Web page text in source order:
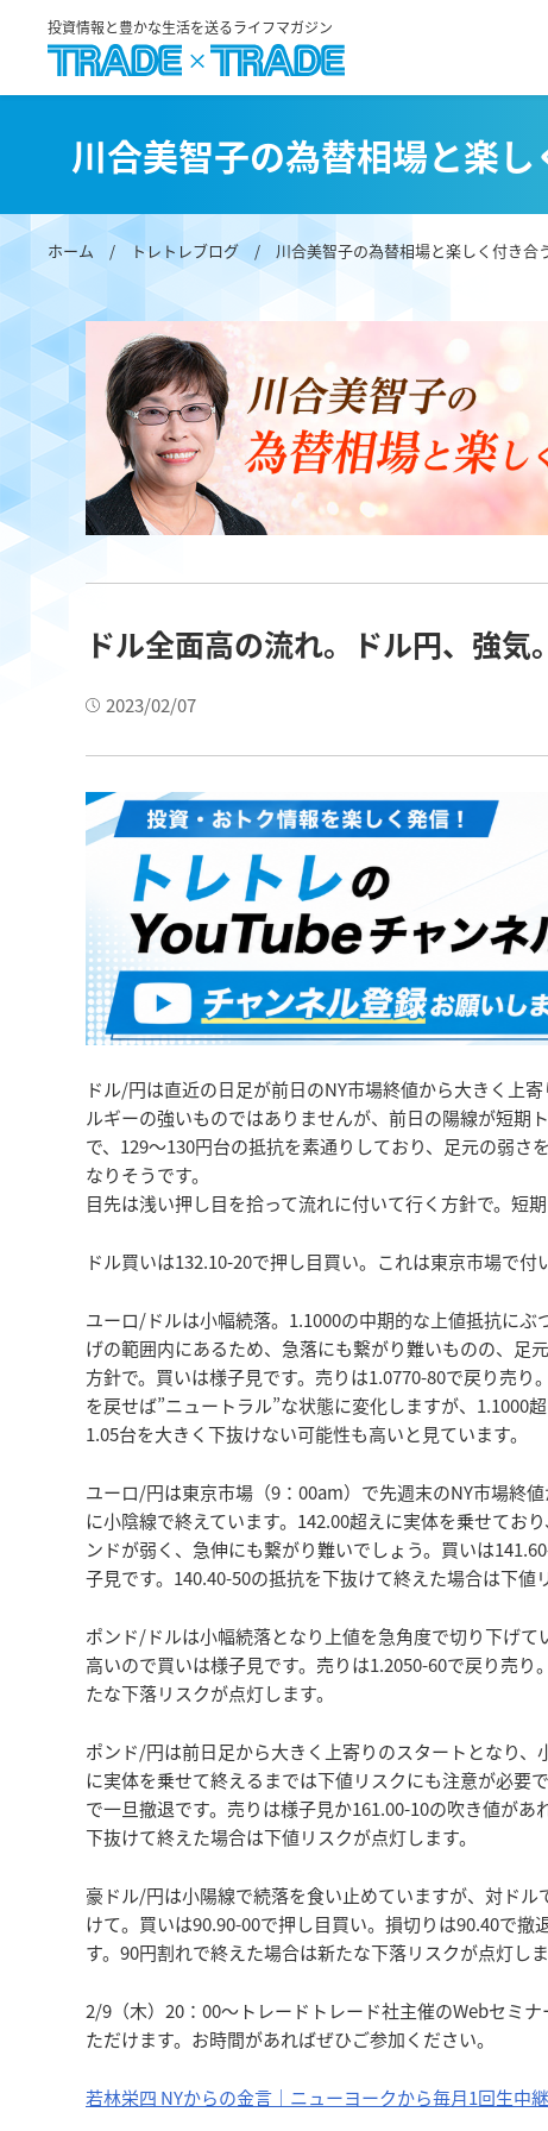
投資情報と豊かな生活を送るライフマガジン
川合美智子の為替相場と楽
ホーム /トレトレブログ / 川合美智子の為替相場と楽しく付き合
ドル全面高の流れ。ドル円、強気
2023/02/07
ドル/円は直近の日足が前日のNY市場終値から大きく上
ルギーの強いものではありませんが、前日の陽線が短期
で、129～130円台の抵抗を素通りしており、足元の弱
なりそうです。
目先は浅い押し目を拾って流れに付いて行く方針で。短
ドル買いは132.10-20で押し目買い。これは東京市場で
ユーロ/ドルは小幅続落。1.1000の中期的な上値抵抗に
げの範囲内にあるため、急落にも繋がり難いものの、足
方針で。買いは様子見です。売りは1.0770-80で戻り売
を戻せば”ニュートラル”な状態に変化しますが、1.1000
1.05台を大きく下抜けない可能性も高いと見ています。
ユーロ/円は東京市場（9：00am）で先週末のNY市場終
に小陰線で終えています。142.00超えに実体を乗せてお
ンドが弱く、急伸にも繋がり難いでしょう。買いは
子見です。140.40-50の抵抗を下抜けて終えた場合は下値
ポンド/ドルは小幅続落となり上値を急角度で切り下げ
高いので買いは様子見です。売りは1.2050-60で戻り売
たな下落リスクが点灯します。
ポンド/円は前日足から大きく上寄りのスタートとなり
に実体を乗せて終えるまでは下値リスクにも注意が必要
で一旦撤退です。売りは様子見か161.00-10の吹き値が
下抜けて終えた場合は下値リスクが点灯します。
豪ドル/円は小陽線で続落を食い止めていますが、対ド
けて。買いは90.90-00で押し目買い。損切りは90.40で
す。90円割れで終えた場合は新たな下落リスクが点灯しま
2/9（木）20：00～トレードトレード社主催のWebセミ
ただけます。お時間があればぜひご参加ください。
若林栄四 NYからの金言｜ニューヨークから毎月1回生中